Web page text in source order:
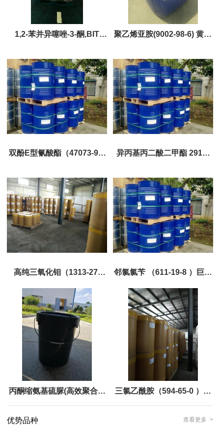
1,2-苯并异噻唑-3-酮,BIT
现货优势供应
聚乙烯亚胺(9002-98-6) 黄金
双酚E型氰酸酯（47073-92- 异丙基丙二酸二甲酯 2917-
高纯三氧化钼（1313-27-
5;11098-99-0）巨胜主打，
现货优势供应
邻氯氯苄 （611-19-8 ）巨胜
主打，现货优势供应
丙酮缩氨基硫脲(高效聚合终 三氯乙酰胺（594-65-0 ）巨
优势品种
查看更多 >